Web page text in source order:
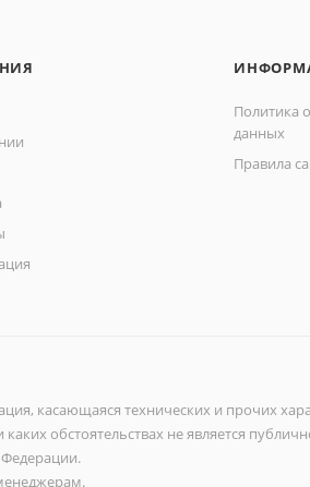
Политика
данных
Правила
касающаяся технических и прочих
обстоятельствах не является